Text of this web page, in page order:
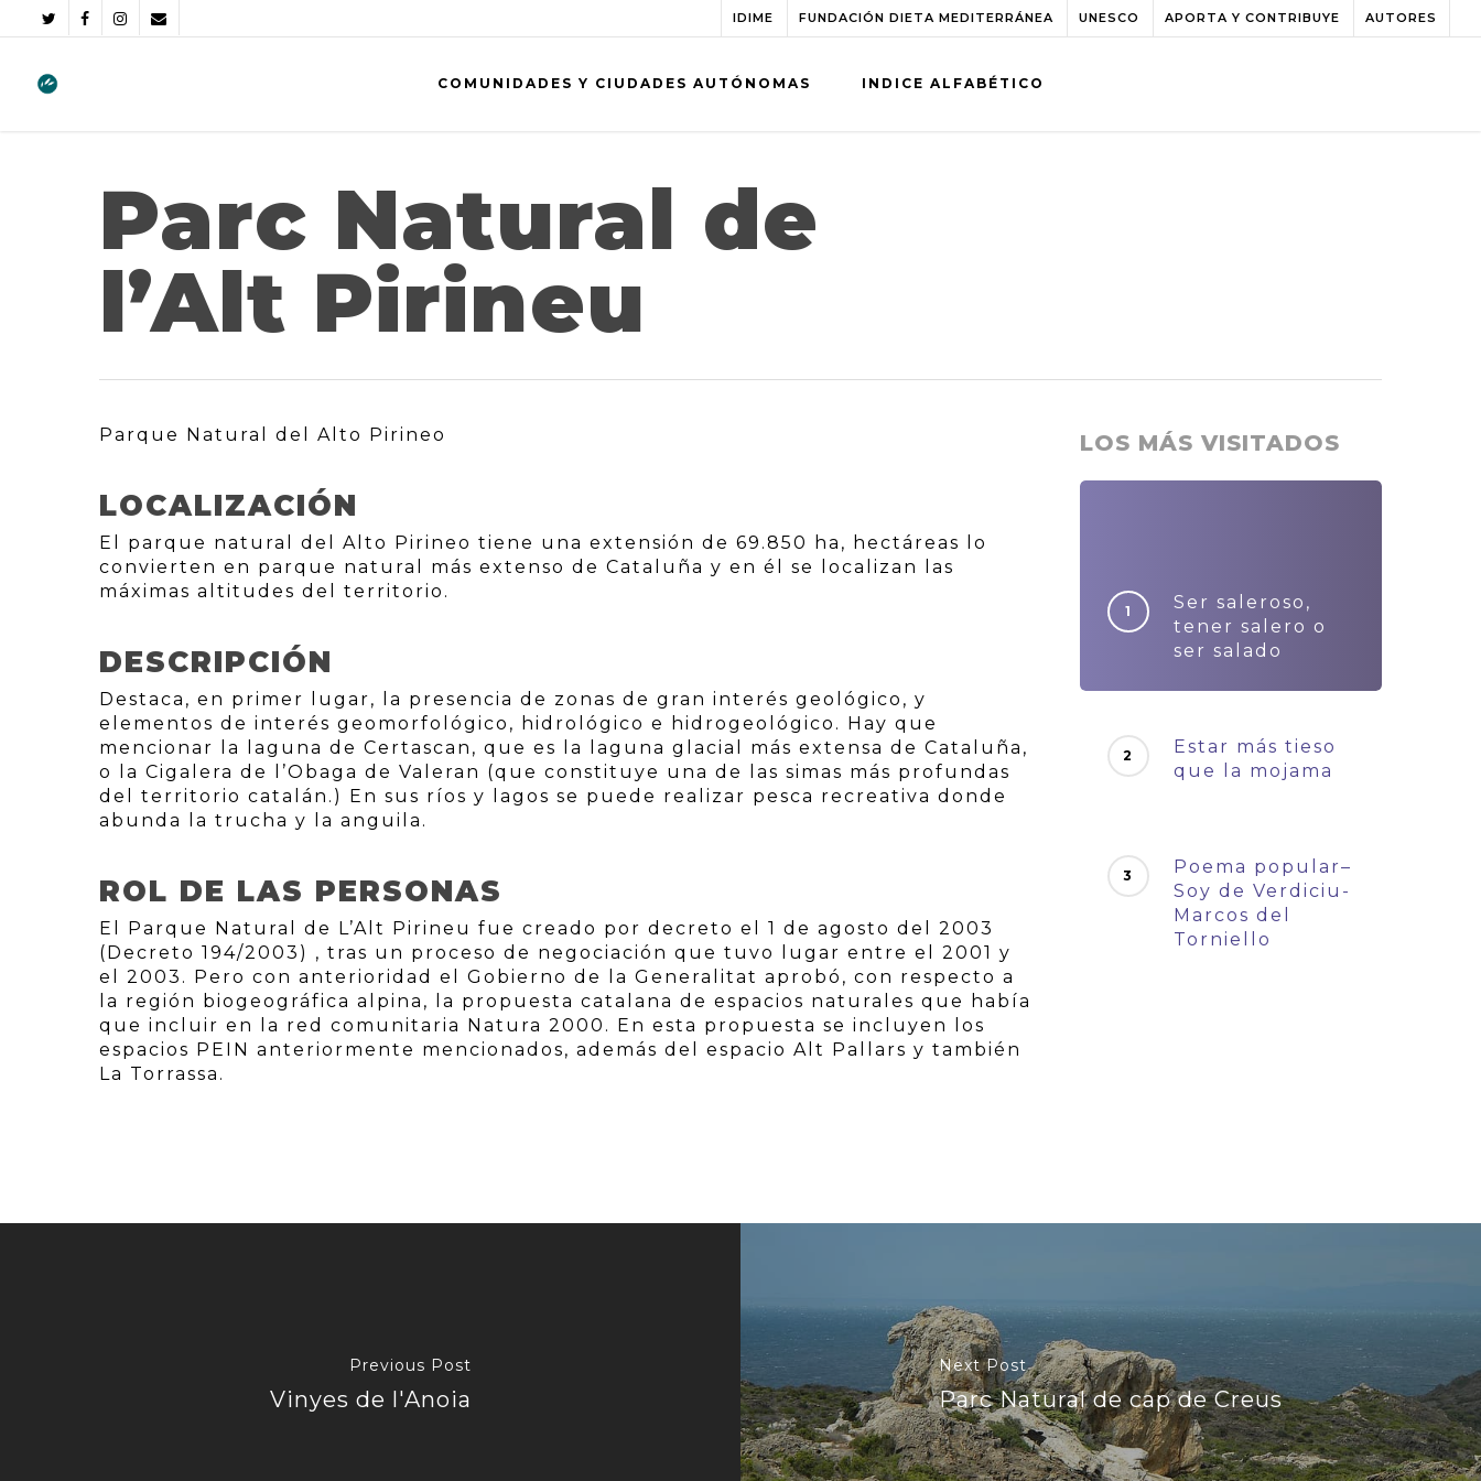
IDIME FUNDACIÓN DIETA MEDITERRÁNEA UNESCO APORTA Y CONTRIBUYE AUTORES
COMUNIDADES Y CIUDADES AUTÓNOMAS INDICE ALFABÉTICO
Parc Natural de
l’Alt Pirineu
Parque Natural del Alto Pirineo
LOCALIZACIÓN
El parque natural del Alto Pirineo tiene una extensión de 69.850 ha, hectáreas lo
convierten en parque natural más extenso de Cataluña y en él se localizan las
máximas altitudes del territorio.
DESCRIPCIÓN
Destaca, en primer lugar, la presencia de zonas de gran interés geológico, y
elementos de interés geomorfológico, hidrológico e hidrogeológico. Hay que
mencionar la laguna de Certascan, que es la laguna glacial más extensa de Cataluña,
o la Cigalera de l’Obaga de Valeran (que constituye una de las simas más profundas
del territorio catalán.) En sus ríos y lagos se puede realizar pesca recreativa donde
abunda la trucha y la anguila.
ROL DE LAS PERSONAS
El Parque Natural de L’Alt Pirineu fue creado por decreto el 1 de agosto del 2003
(Decreto 194/2003) , tras un proceso de negociación que tuvo lugar entre el 2001 y
el 2003. Pero con anterioridad el Gobierno de la Generalitat aprobó, con respecto a
la región biogeográfica alpina, la propuesta catalana de espacios naturales que había
que incluir en la red comunitaria Natura 2000. En esta propuesta se incluyen los
espacios PEIN anteriormente mencionados, además del espacio Alt Pallars y también
La Torrassa.
LOS MÁS VISITADOS
Ser saleroso,
tener salero o
ser salado
Estar más tieso
que la mojama
Poema popular–
Soy de Verdiciu-
Marcos del
Torniello
Previous Post
Vinyes de l'Anoia
Next Post
Parc Natural de cap de Creus